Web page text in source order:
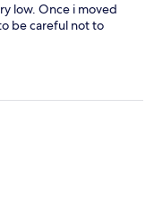
low. Once i moved
be careful not to